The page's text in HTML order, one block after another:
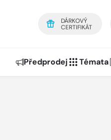
DÁRKOVÝ
CERTIFIKÁT
Předprodej Témata